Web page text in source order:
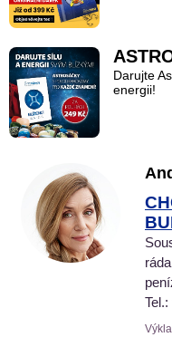
Darujte
energii!
Tel.: